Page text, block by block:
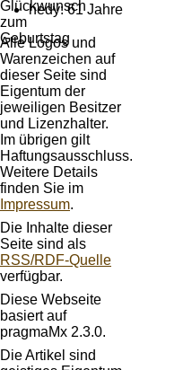
hedy: 61 Jahre
Alle Logos und
Warenzeichen auf
dieser Seite sind
Eigentum der
jeweiligen Besitzer
und Lizenzhalter.
Im übrigen gilt
Haftungsausschluss.
Weitere Details
finden Sie im
Impressum.
Die Inhalte dieser
Seite sind als
RSS/RDF-Quelle
verfügbar.
Diese Webseite
basiert auf
pragmaMx 2.3.0.
Die Artikel sind